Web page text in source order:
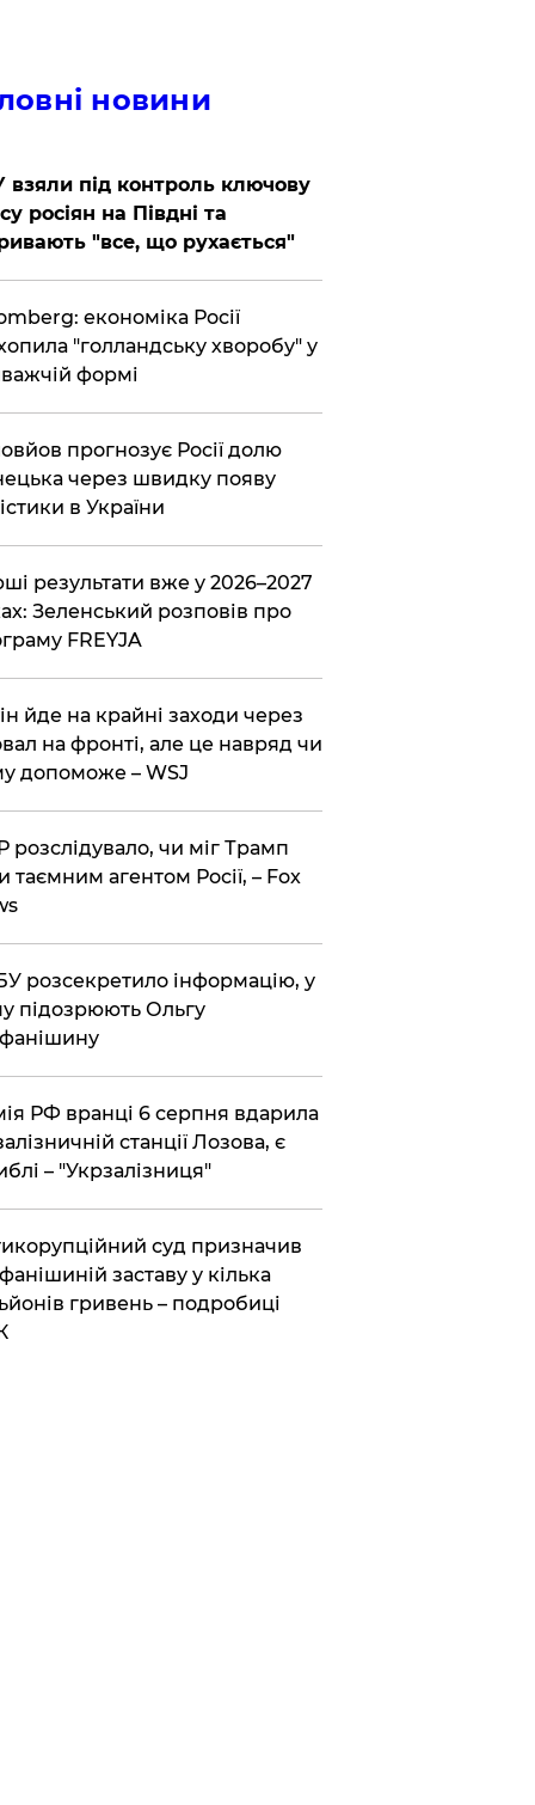
новини
взяли під контроль ключову
росіян на Півдні та
"все, що рухається"
економіка Росії
"голландську хворобу" у
формі
прогнозує Росії долю
через швидку появу
в України
результати вже у 2026–2027
Зеленський розповів про
FREYJA
йде на крайні заходи через
на фронті, але це навряд чи
допоможе – WSJ
розслідувало, чи міг Трамп
таємним агентом Росії, – Fox
розсекретило інформацію, у
підозрюють Ольгу
РФ вранці 6 серпня вдарила
станції Лозова, є
– "Укрзалізниця"
суд призначив
заставу у кілька
гривень – подробиці